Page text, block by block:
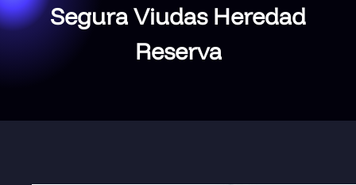
Segura Viudas Heredad
Reserva